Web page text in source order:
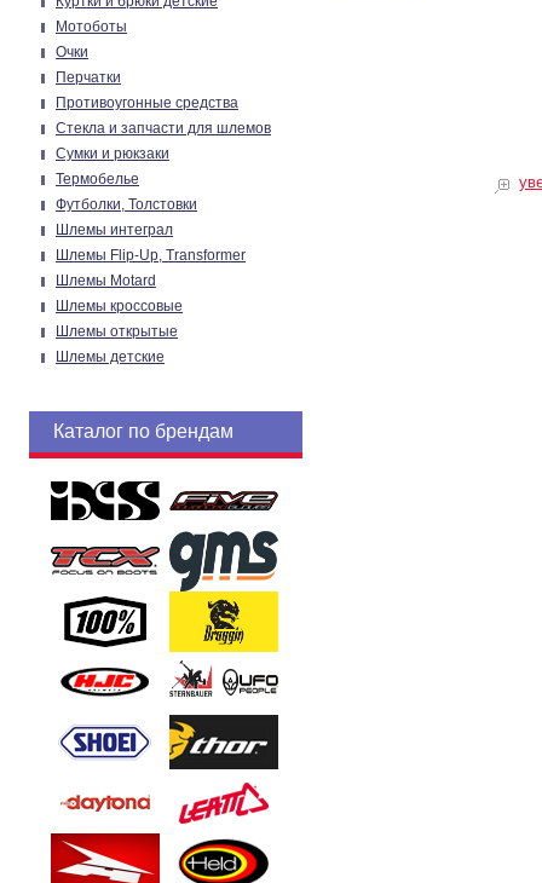
Мотоботы
Очки
Перчатки
Противоугонные средства
Стекла и запчасти для шлемов
Сумки и рюкзаки
Термобелье
Футболки, Толстовки
Шлемы интеграл
Шлемы Flip-Up, Transformer
Шлемы Motard
Шлемы кроссовые
Шлемы открытые
Шлемы детские
Каталог по брендам